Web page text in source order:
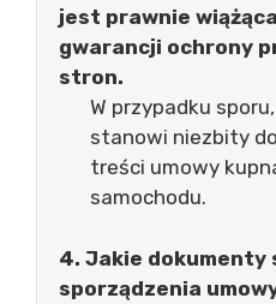
jest prawnie
gwarancji ochrony
stron.
W przypadku
stanowi niezbity
treści umowy
samochodu.
4. Jakie dokumenty
sporządzenia